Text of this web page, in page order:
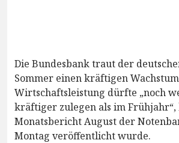
Die Bundesbank traut der
Sommer einen kräftigen
Wirtschaftsleistung dürfte „noch
kräftiger zulegen als im
Monatsbericht August der
Montag veröffentlicht wurde.